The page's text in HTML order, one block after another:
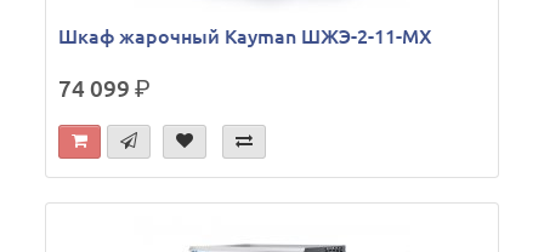
Шкаф жарочный Kayman ШЖЭ-2-11-МХ
74 099р.